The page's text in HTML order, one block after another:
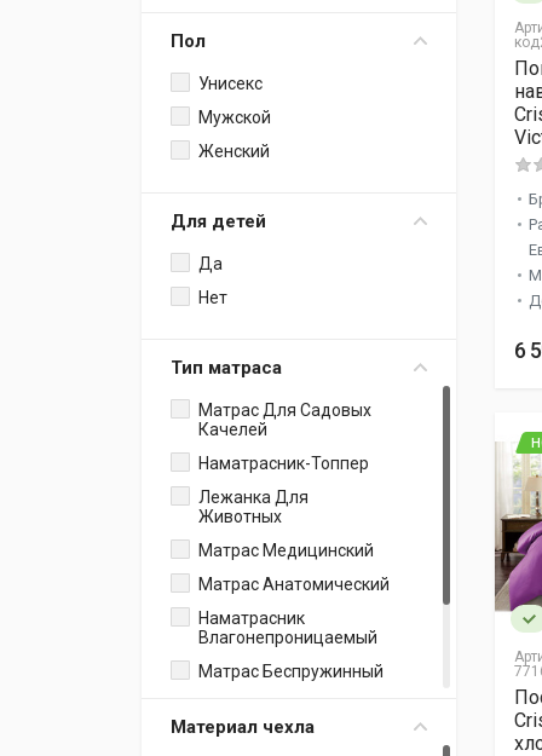
Дорожная Подушка
Набор: Одеяло +
Подушка
Наперник
Простыня На Резинке +
Наволочками И
Простыней
Полотенца Для Йоги
Чехлы Для Мебели
Подушка Валик
Наволочки
Наволочки Для Сна
Постельное Белье С
Одеялом
Коврики Для Ванной
Детское Постельное
Пол
Унисекс
Мужской
Женский
Для детей
Да
Нет
Тип матраса
Матрас Для Садовых
Качелей
Наматрасник-Топпер
Лежанка Для
Животных
Матрас Медицинский
Матрас Анатомический
Наматрасник
Влагонепроницаемый
Матрас Беспружинный
Матрас Ватный
Материал чехла
6